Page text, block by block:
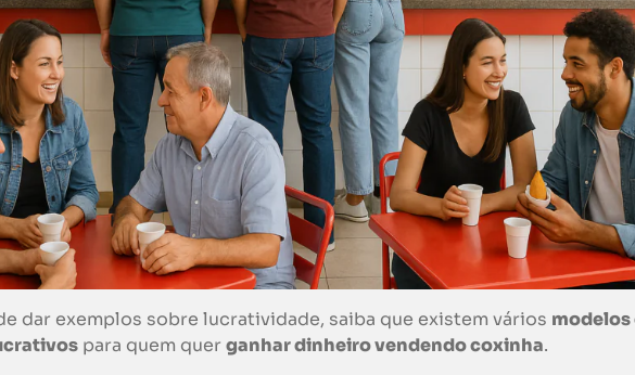
dar exemplos sobre lucratividade, saiba que existem vários modelos
para quem quer ganhar dinheiro vendendocoxinha.